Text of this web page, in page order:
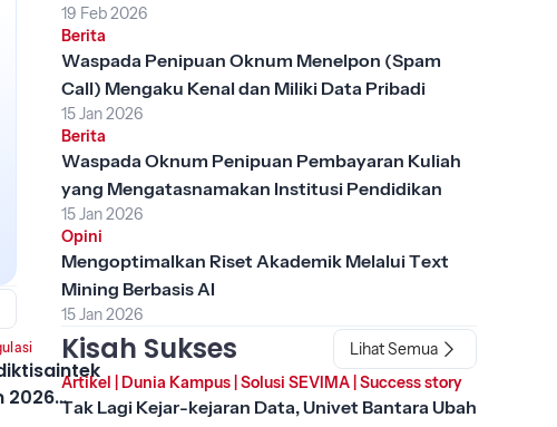
2026
Tinggi Berubah
19 Feb 2026
Berita
Waspada Penipuan Oknum Menelpon (Spam
Call) Mengaku Kenal dan Miliki Data Pribadi
15 Jan 2026
Berita
Waspada Oknum Penipuan Pembayaran Kuliah
yang Mengatasnamakan Institusi Pendidikan
15 Jan 2026
Opini
Mengoptimalkan Riset Akademik Melalui Text
Mining Berbasis AI
15 Jan 2026
Kisah Sukses
Lihat Semua
Artikel Dunia Kampus| Solusi SEVIMA| Success story
Tak Lagi Kejar-kejaran Data, Univet Bantara Ubah